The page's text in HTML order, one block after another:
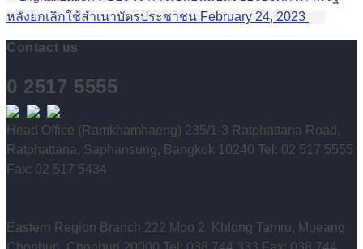
หลังยกเลิกใช้สำเนาบัตรประชาชน February 24, 2023
Contact us
0 2517 5555
Head Office (Ramkhamhaeng) 235/1-3 Ratphattana Road,
Ratphattana, Saphansung, Bangkok 10240 Tel: 02 517 5555
Fax: 02 517 5434
Eastern Region Branch 222 Moo 2, Khlong Tamru, Mueang